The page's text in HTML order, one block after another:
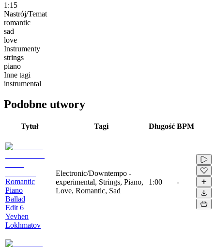
1:15
Nastrój/Temat
romantic
sad
love
Instrumenty
strings
piano
Inne tagi
instrumental
Podobne utwory
Tytuł Tagi Długość BPM
Romantic
Piano
Ballad
Edit 6
Yevhen
Lokhmatov
Electronic/Downtempo -
experimental, Strings, Piano,
Love, Romantic, Sad
1:00 -